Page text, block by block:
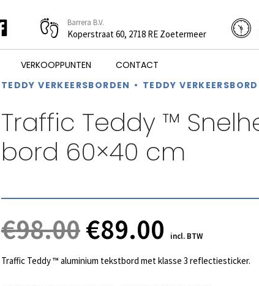
Barrera B.V.
Koperstraat 60, 2718 RE Zoetermeer
VERKOOPPUNTEN CONTACT
TEDDY VERKEERSBORDEN TEDDY
Traffic Teddy ™
bord 60×40 cm
€98.00Oorspronkelijke
prijs
€89.00 Huidige
prijs
incl. BTW
Traffic Teddy ™ aluminium tekstbord met klasse 3 reflectiesticker.